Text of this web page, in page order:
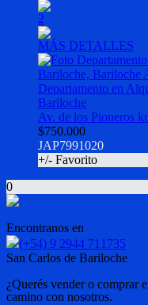
2
MÁS DETALLES
Departamento en
Bariloche
Av. de los Pioneros
$750.000
JAP7991020
+/- Favorito
0
Encontranos en
(+54) 9 2944 711735
San Carlos de Bariloche
¿Querés vender o comprar
camino con nosotros.